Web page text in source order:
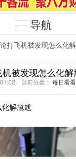
导航
打飞机被发现怎么化解
被发现怎么化
当前分类： 每日看看
解尴尬